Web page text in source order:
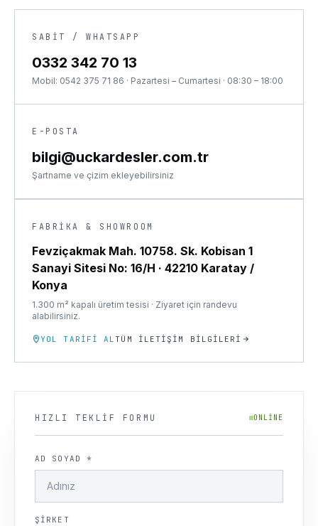
SABIT / WHATSAPP
0332 342 70 13
Mobil: 0542 375 71 86 · Pazartesi – Cumartesi · 08:30 – 18:00
E-POSTA
bilgi@uckardesler.com.tr
Şartname ve çizim ekleyebilirsiniz
FABRIKA & SHOWROOM
Fevziçakmak Mah. 10758. Sk. Kobisan 1
Sanayi Sitesi No: 16/H · 42210 Karatay /
Konya
1.300 m² kapalı üretim tesisi · Ziyaret için randevu
alabilirsiniz.
YOL TARIFI ALTÜM İLETIŞIM BILGILERI
HIZLI TEKLIF FORMU ONLINE
AD SOYAD *
ŞIRKET